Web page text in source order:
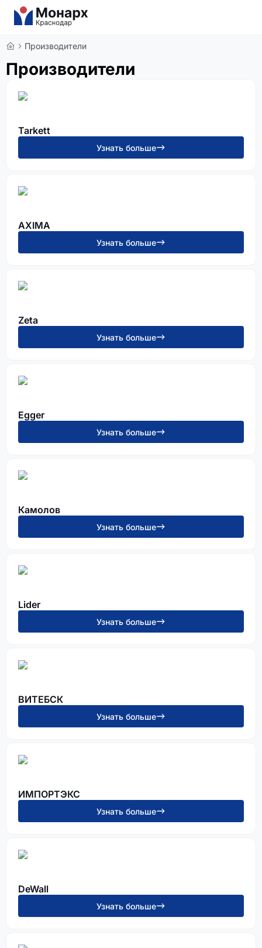
Производители
Производители
Tarkett
Узнать больше
AXIMA
Узнать больше
Zeta
Узнать больше
Egger
Узнать больше
Камолов
Узнать больше
Lider
Узнать больше
ВИТЕБСК
Узнать больше
ИМПОРТЭКС
Узнать больше
DeWall
Узнать больше